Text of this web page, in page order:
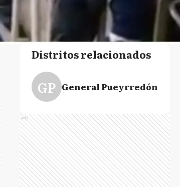
Distritos relacionados
GP General Pueyrredón
Ads